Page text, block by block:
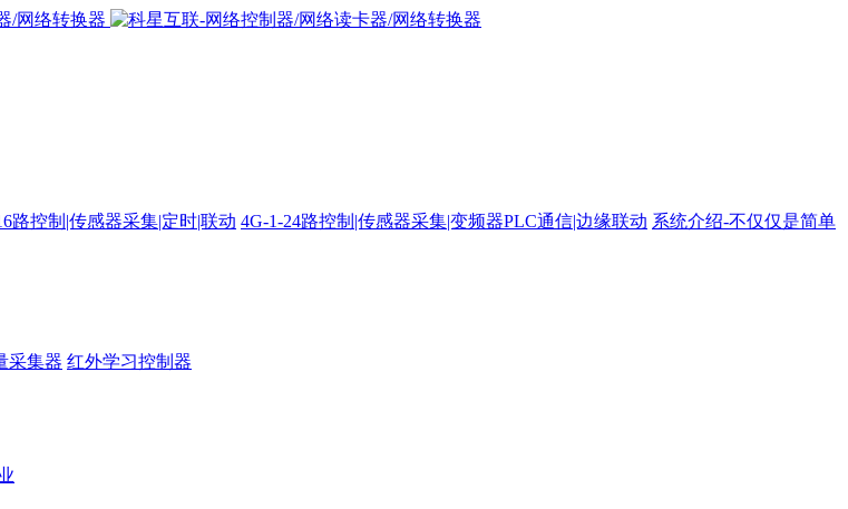
路控制|传感器采集|定时|联动 4G-1-24路控制|传感器采集|变频器PLC通信|边缘联动 系统介绍-不仅仅是简单
采集器 红外学习控制器